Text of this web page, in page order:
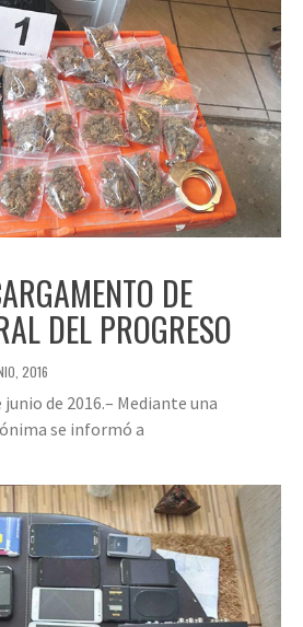
DE
DEL PROGRESO
2016
de 2016.– Mediante una
se informó a